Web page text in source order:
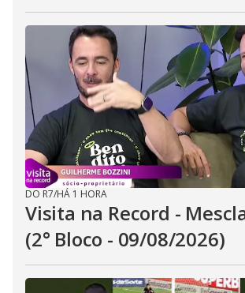
DO R7/HÁ 1 HORA
Visita na Record -
(2° Bloco - 09/08/2026)